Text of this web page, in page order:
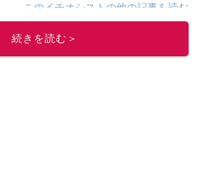
このイチオシストの他の記事を読む
続きを読む＞